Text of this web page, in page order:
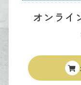
オンライ